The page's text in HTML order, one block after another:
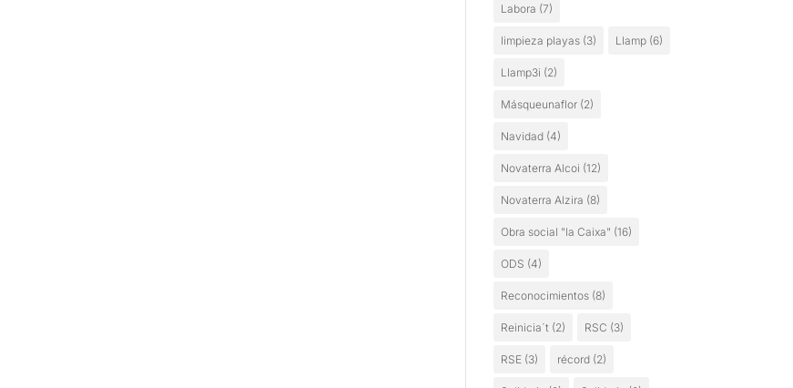
Labora (7)
limpieza playas (3) Llamp (6)
Llamp3i (2)
Másqueunaflor (2)
Navidad (4)
Novaterra Alcoi (12)
Novaterra Alzira (8)
Obra social "la Caixa" (16)
ODS (4)
Reconocimientos (8)
Reinicia´t (2) RSC (3)
RSE (3) récord (2)